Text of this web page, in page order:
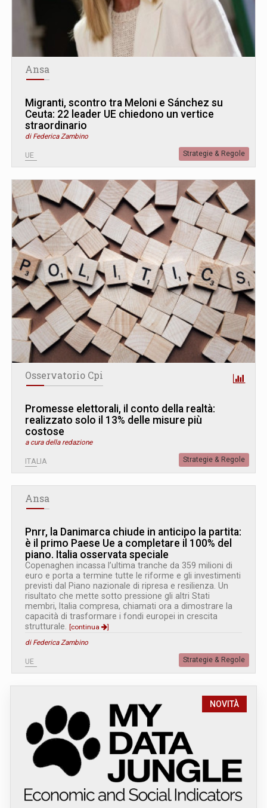
Ansa
Migranti, scontro tra Meloni e Sánchez su
Ceuta: 22 leader UE chiedono un vertice
straordinario
di Federica Zambino
UE Strategie & Regole
Osservatorio Cpi
Promesse elettorali, il conto della realtà:
realizzato solo il 13% delle misure più
costose
a cura della redazione
ITALIA Strategie & Regole
Ansa
Pnrr, la Danimarca chiude in anticipo la partita:
è il primo Paese Ue a completare il 100% del
piano. Italia osservata speciale
Copenaghen incassa l’ultima tranche da 359 milioni di
euro e porta a termine tutte le riforme e gli investimenti
previsti dal Piano nazionale di ripresa e resilienza. Un
risultato che mette sotto pressione gli altri Stati
membri, Italia compresa, chiamati ora a dimostrare la
capacità di trasformare i fondi europei in crescita
strutturale.
[continua
]
di Federica Zambino
UE Strategie & Regole
NOVITÀ